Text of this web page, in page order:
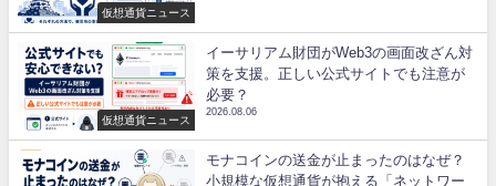
仮想通貨ニュース
仮想通貨ニュース
イーサリアム財団がWeb3の画面改ざん対
策を支援。正しい公式サイトでも注意が
必要？
2026.08.06
モナコインの送金が止まったのはなぜ？
小規模な仮想通貨が抱える「ネットワー